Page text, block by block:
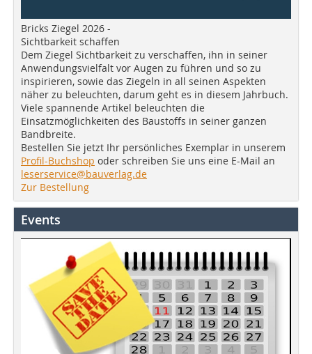
Bricks Ziegel 2026 -
Sichtbarkeit schaffen
Dem Ziegel Sichtbarkeit zu verschaffen, ihn in seiner
Anwendungsvielfalt vor Augen zu führen und so zu
inspirieren, sowie das Ziegeln in all seinen Aspekten
näher zu beleuchten, darum geht es in diesem Jahrbuch.
Viele spannende Artikel beleuchten die
Einsatzmöglichkeiten des Baustoffs in seiner ganzen
Bandbreite.
Bestellen Sie jetzt Ihr persönliches Exemplar in unserem
Profil-Buchshop oder schreiben Sie uns eine E-Mail an
leserservice@bauverlag.de
Zur Bestellung
Events